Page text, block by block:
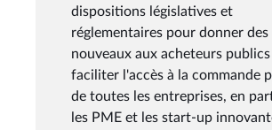
dispositions législatives et
réglementaires pour donner
nouveaux aux acheteurs
faciliter l'accès à la commande
de toutes les entreprises, en
les PME et les start-up